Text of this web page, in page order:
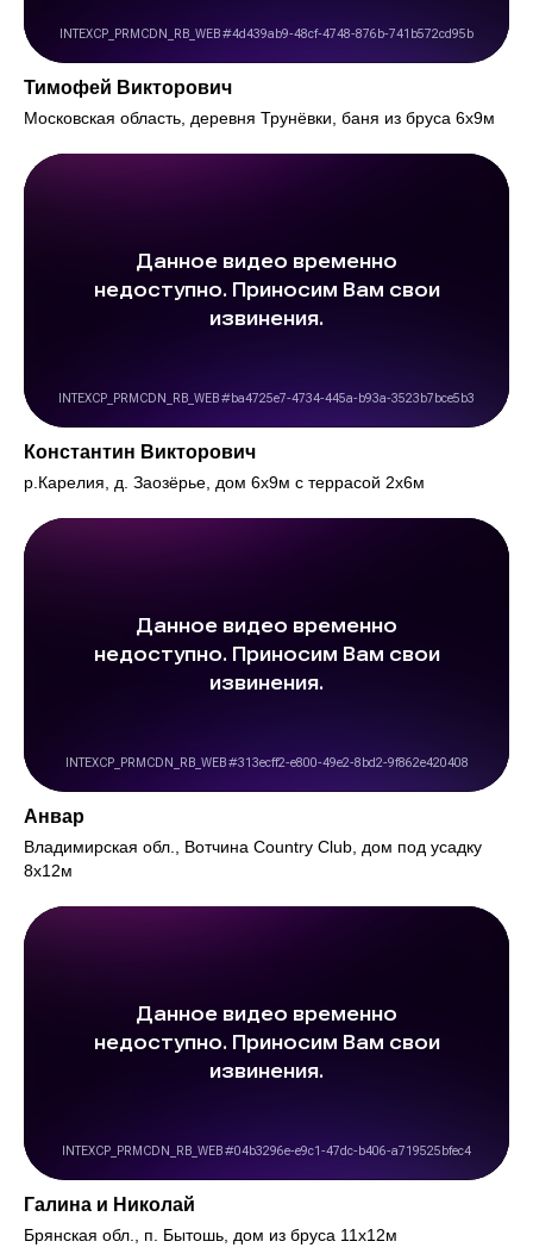
Тимофей Викторович
Московская область, деревня Трунёвки, баня из бруса 6х9м
Константин Викторович
р.Карелия, д. Заозёрье, дом 6х9м с террасой 2х6м
Анвар
Владимирская обл., Вотчина Country Club, дом под усадку
8х12м
Галина и Николай
Брянская обл., п. Бытошь, дом из бруса 11х12м